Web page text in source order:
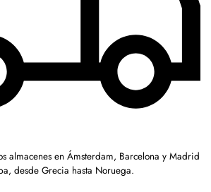
almacenes en Ámsterdam, Barcelona y Madrid
desde Grecia hasta Noruega.